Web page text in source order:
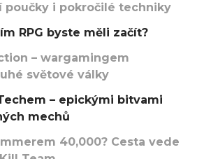
poučky i pokročilé techniky
RPG byste měli začít?
– wargamingem
světové války
– epickými bitvami
mechů
40,000? Cesta vede